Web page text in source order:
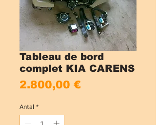
Tableau de bord
complet KIA CARENS
2.800,00 €
Antal *